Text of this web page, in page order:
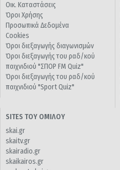
Οικ. Καταστάσεις
Όροι Χρήσης
Προσωπικά Δεδομένα
Cookies
Όροι διεξαγωγής διαγωνισμών
Όροι διεξαγωγής του ραδ/κού
παιχνιδιού "ΣΠΟΡ FM Quiz"
Όροι διεξαγωγής του ραδ/κού
παιχνιδιού "Sport Quiz"
SITES ΤΟΥ ΟΜΙΛΟΥ
skai.gr
skaitv.gr
skairadio.gr
skaikairos.gr